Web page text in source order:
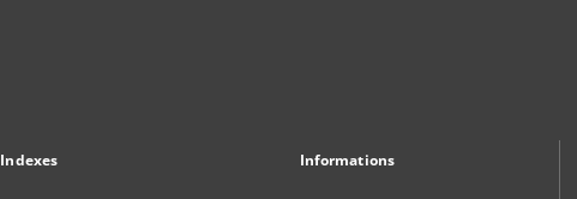
Indexes Informations